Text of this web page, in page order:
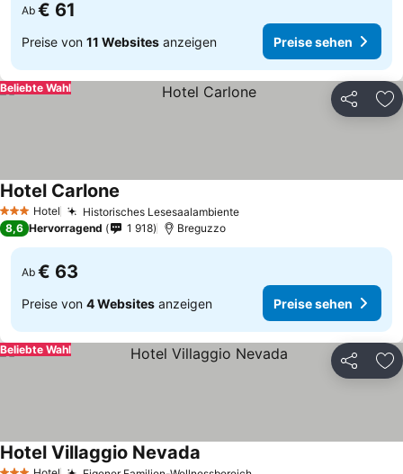
Ab € 61
Preise von 11 Websites anzeigen Preise sehen
Teilen
Beliebte Wahl
3 SterneHotel Historisches Lesesaalambiente
Hotel Carlone
8,6 Hervorragend 1 918 Breguzzo
Ab € 63
Preise von 4 Websites anzeigen Preise sehen
Teilen
Beliebte Wahl
Hotel Villaggio Nevada